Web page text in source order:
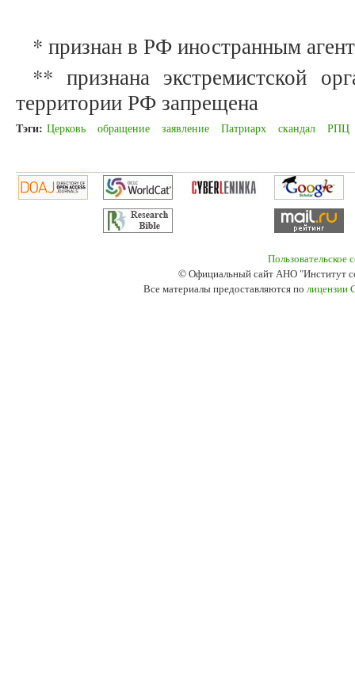
* признан в РФ иностранным
** признана экстремистской
территории РФ запрещена
Тэги: Церковь обращение заявление Патриарх скандал РПЦ
Пользовательское
© Официальный сайт АНО "Институт
Все материалы предоставляются по лицензии